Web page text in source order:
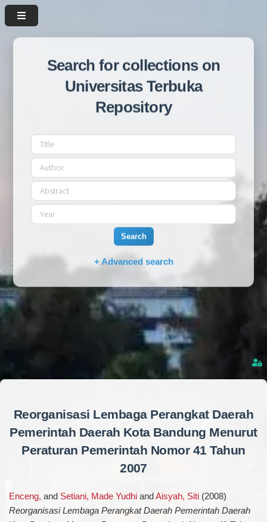
Search for collections on
Universitas Terbuka
Repository
Search
+ Advanced search
Reorganisasi Lembaga Perangkat Daerah
Pemerintah Daerah Kota Bandung Menurut
Peraturan Pemerintah Nomor 41 Tahun
2007
Enceng, and Setiani, Made Yudhiand Aisyah, Siti(2008)
Reorganisasi Lembaga Perangkat Daerah Pemerintah Daerah